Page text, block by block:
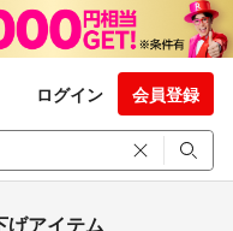
ログイン 会員登録
げアイテム